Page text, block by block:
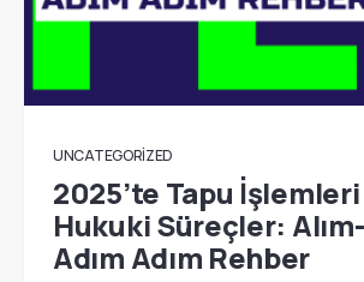
UNCATEGORIZED
2025’te Tapu
Hukuki Süreçler:
Adım Adım Rehber